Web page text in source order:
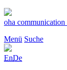
Zum
Inhalt
oha communication
Menü Suche
EnDe